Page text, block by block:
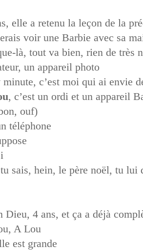
elle a retenu la leçon de la
voir une Barbie avec sa
là, tout va bien, rien de très
un appareil photo
minute, c’est moi qui ai envie
, c’est un ordi et un appareil
ouf)
téléphone
sais, hein, le père noël, tu
Dieu, 4 ans, et ça a déjà
A Lou
est grande